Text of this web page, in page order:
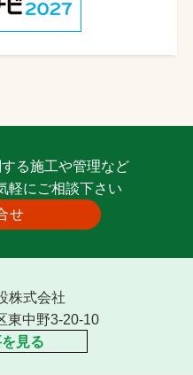
る施工や管理など
軽にご相談下さい
せ
株式会社
東中野3-20-10
見る